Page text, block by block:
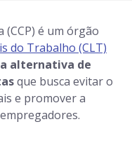
(CCP) é um órgão
do Trabalho (CLT)
alternativa de
que busca evitar o
e promover a